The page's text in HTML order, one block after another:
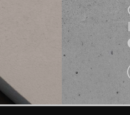
Onde
Ideias
Cadernos e
EXPLORAR